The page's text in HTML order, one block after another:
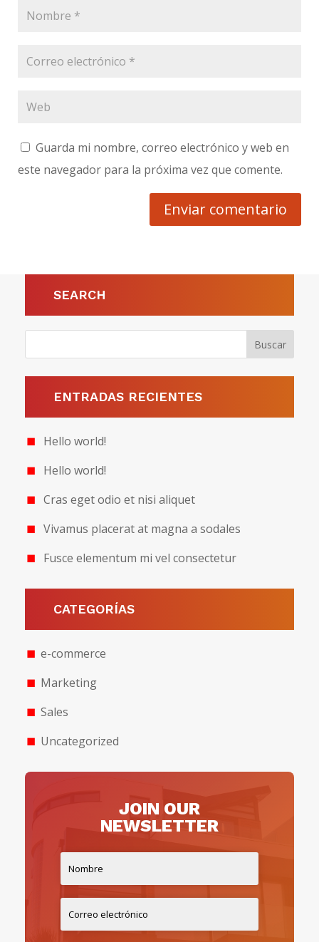
Guarda mi nombre, correo electrónico y web en
este navegador para la próxima vez que comente.
Enviar comentario
SEARCH
ENTRADAS RECIENTES
Hello world!
Hello world!
Cras eget odio et nisi aliquet
Vivamus placerat at magna a sodales
Fusce elementum mi vel consectetur
CATEGORÍAS
e-commerce
Marketing
Sales
Uncategorized
JOIN OUR
NEWSLETTER